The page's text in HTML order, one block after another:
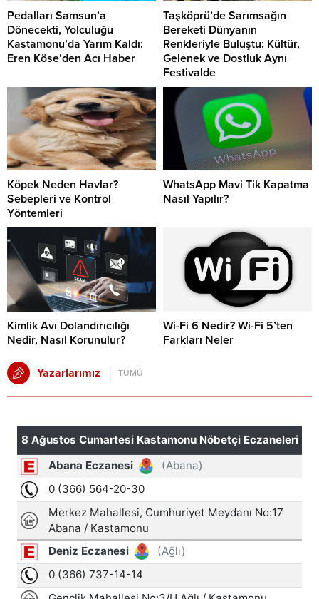
Pedalları Samsun’a
Dönecekti, Yolculuğu
Kastamonu’da Yarım Kaldı:
Eren Köse’den Acı Haber
Taşköprü’de Sarımsağın
Bereketi Dünyanın
Renkleriyle Buluştu: Kültür,
Gelenek ve Dostluk Aynı
Festivalde
Köpek Neden Havlar?
Sebepleri ve Kontrol
Yöntemleri
WhatsApp Mavi Tik Kapatma
Nasıl Yapılır?
Kimlik Avı Dolandırıcılığı
Nedir, Nasıl Korunulur?
Wi-Fi 6 Nedir? Wi-Fi 5’ten
Farkları Neler
Yazarlarımız TÜMÜ